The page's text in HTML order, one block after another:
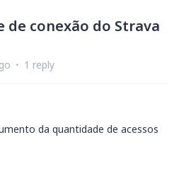
conexão do Strava
1 reply
da quantidade de acessos